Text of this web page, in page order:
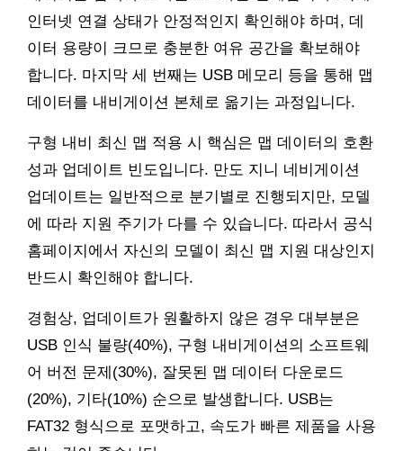
인터넷 연결 상태가 안정적인지 확인해야 하며, 데
이터 용량이 크므로 충분한 여유 공간을 확보해야
합니다. 마지막 세 번째는 USB 메모리 등을 통해 맵
데이터를 내비게이션 본체로 옮기는 과정입니다.
구형 내비 최신 맵 적용 시 핵심은 맵 데이터의 호환
성과 업데이트 빈도입니다. 만도 지니 네비게이션
업데이트는 일반적으로 분기별로 진행되지만, 모델
에 따라 지원 주기가 다를 수 있습니다. 따라서 공식
홈페이지에서 자신의 모델이 최신 맵 지원 대상인지
반드시 확인해야 합니다.
경험상, 업데이트가 원활하지 않은 경우 대부분은
USB 인식 불량(40%), 구형 내비게이션의 소프트웨
어 버전 문제(30%), 잘못된 맵 데이터 다운로드
(20%), 기타(10%) 순으로 발생합니다. USB는
FAT32 형식으로 포맷하고, 속도가 빠른 제품을 사용